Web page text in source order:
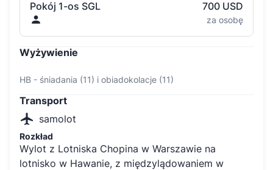
Pokój 1-os SGL 700 USD
za osobę
Wyżywienie
HB - śniadania (11) i obiadokolacje (11)
Transport
samolot
Rozkład
Wylot z Lotniska Chopina w Warszawie na
lotnisko w Hawanie, z międzylądowaniem w